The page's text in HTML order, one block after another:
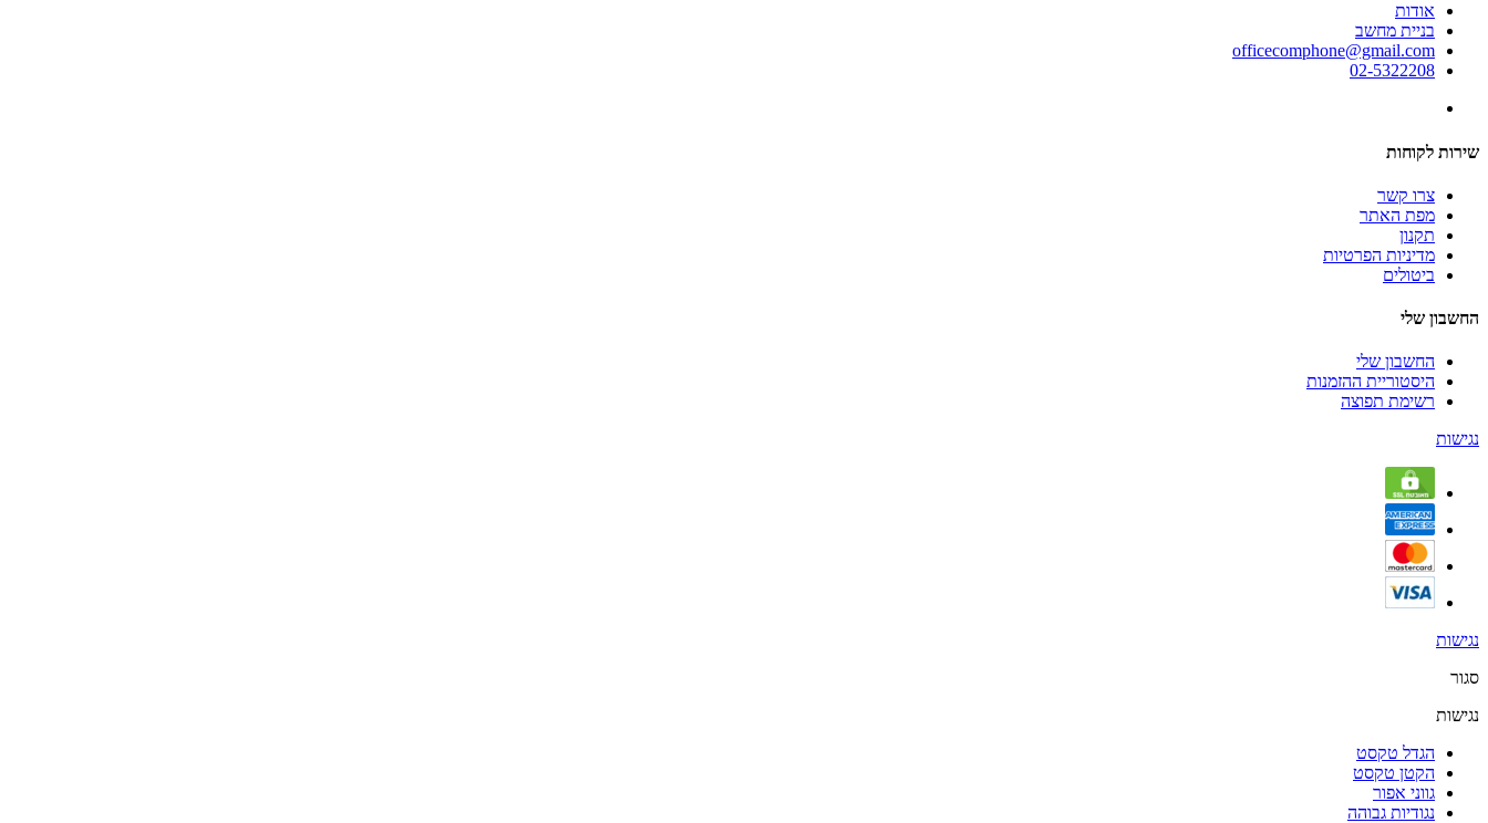
אודות
בניית מחשב
officecomphone@gmail.com
02-5322208
שירות לקוחות
צרו קשר
מפת האתר
תקנון
מדיניות הפרטיות
ביטולים
החשבון שלי
החשבון שלי
היסטוריית ההזמנות
רשימת תפוצה
נגישות
נגישות
סגור
נגישות
הגדל טקסט
הקטן טקסט
גווני אפור
נגודיות גבוהה